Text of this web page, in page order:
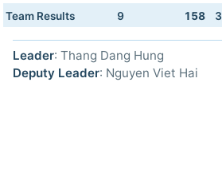
Team Results
9 158
Leader: Thang Dang Hung
Deputy Leader: Nguyen Viet Hai